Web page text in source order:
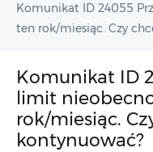
Komunikat ID 24055
ten rok/miesiąc. Czy
Komunikat ID
limit
rok/miesiąc.
kontynuować?